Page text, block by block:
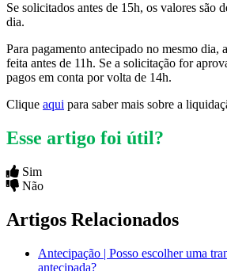
Se solicitados antes de 15h, os valores são
dia.
Para pagamento antecipado no mesmo dia,
feita antes de 11h. Se a solicitação for
pagos em conta por volta de 14h.
Clique aqui para saber mais sobre a
Esse artigo foi útil?
Sim
Não
Artigos Relacionados
Antecipação | Posso escolher uma
antecipada?